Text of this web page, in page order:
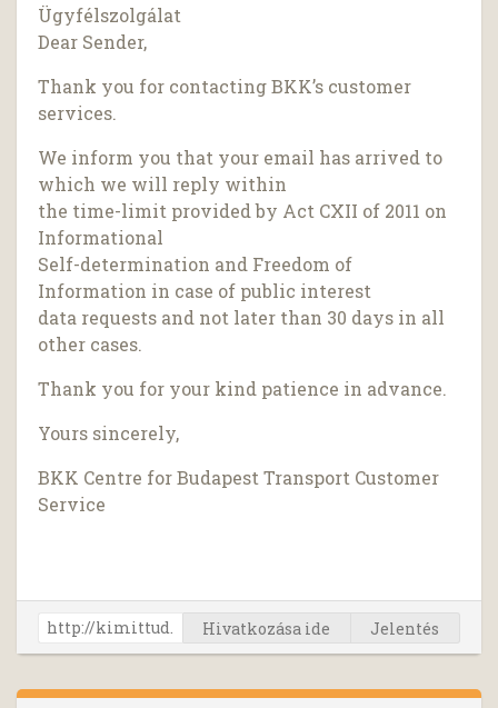
Ügyfélszolgálat
Dear Sender,
Thank you for contacting BKK’s customer
services.
We inform you that your email has arrived to
which we will reply within
the time-limit provided by Act CXII of 2011 on
Informational
Self-determination and Freedom of
Information in case of public interest
data requests and not later than 30 days in all
other cases.
Thank you for your kind patience in advance.
Yours sincerely,
BKK Centre for Budapest Transport Customer
Service
Hivatkozása ide Jelentés